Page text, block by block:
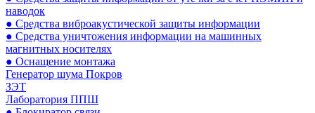
наводок
● Средства виброакустической защиты информации
● Средства уничтожения информации на машинных
магнитных носителях
● Оснащение монтажа
Генератор шума Покров
ЗЭТ
Лаборатория ППШ